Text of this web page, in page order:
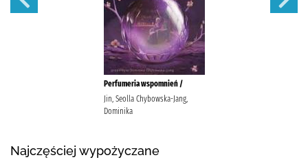
Perfumeria wspomnień /
Jin, Seolla Chybowska-Jang,
Dominika
Najczęściej wypożyczane